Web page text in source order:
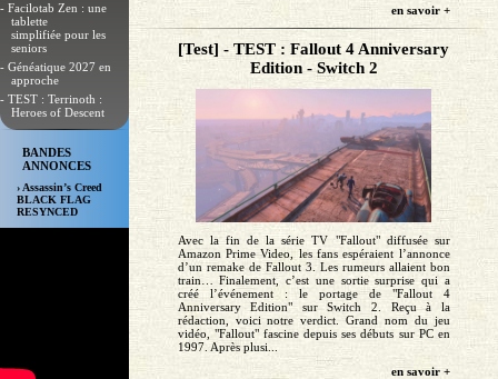
- Facilotab Zen : une
tablette
simplifiée pour les
seniors
- Généatique 2027 en
approche
- TEST : Terrinoth :
Heroes of Descent
BANDES
ANNONCES
› Assassin’s Creed
BLACK FLAG
RESYNCED
en savoir +
[Test] - TEST : Fallout 4 Anniversary
Edition - Switch 2
Avec la fin de la série TV "Fallout" diffusée sur
Amazon Prime Video, les fans espéraient l’annonce
d’un remake de Fallout 3. Les rumeurs allaient bon
train… Finalement, c’est une sortie surprise qui a
créé l’événement : le portage de "Fallout 4
Anniversary Edition" sur Switch 2. Reçu à la
rédaction, voici notre verdict. Grand nom du jeu
vidéo, "Fallout" fascine depuis ses débuts sur PC en
1997. Après plusi...
en savoir +